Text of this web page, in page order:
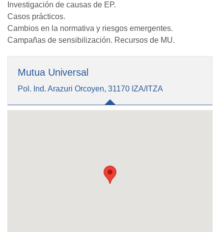
Investigación de causas de EP.
Casos prácticos.
Cambios en la normativa y riesgos emergentes.
Campañas de sensibilización. Recursos de MU.
Mutua Universal
Pol. Ind. Arazuri Orcoyen, 31170 IZA/ITZA